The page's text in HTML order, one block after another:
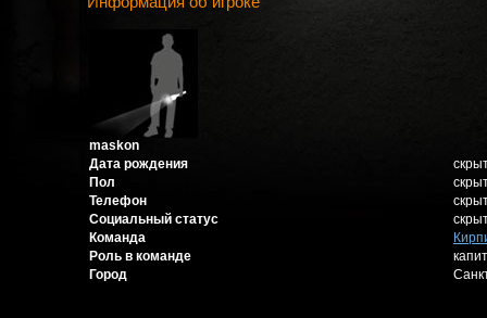
maskon
Дата рождения
Пол
Телефон
Социальный статус
Команда
Роль в команде
Город